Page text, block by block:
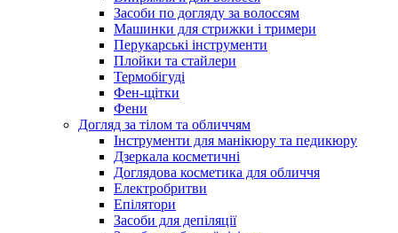
Засоби по догляду за волоссям
Машинки для стрижки і тримери
Перукарські інструменти
Плойки та стайлери
Термобігуді
Фен-щітки
Фени
Догляд за тілом та обличчям
Інструменти для манікюру та педикюру
Дзеркала косметичні
Доглядова косметика для обличчя
Електробритви
Епілятори
Засоби для депіляції